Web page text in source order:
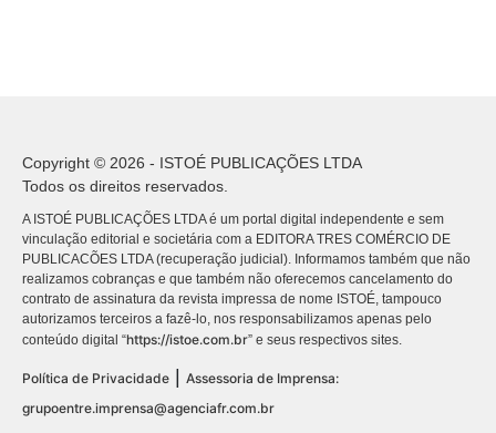
Copyright © 2026 - ISTOÉ PUBLICAÇÕES LTDA
Todos os direitos reservados.
A ISTOÉ PUBLICAÇÕES LTDA é um portal digital independente e sem
vinculação editorial e societária com a EDITORA TRES COMÉRCIO DE
PUBLICACÕES LTDA (recuperação judicial). Informamos também que não
realizamos cobranças e que também não oferecemos cancelamento do
contrato de assinatura da revista impressa de nome ISTOÉ, tampouco
autorizamos terceiros a fazê-lo, nos responsabilizamos apenas pelo
conteúdo digital “https://istoe.com.br” e seus respectivos sites.
Política de Privacidade
Assessoria de Imprensa:
grupoentre.imprensa@agenciafr.com.br